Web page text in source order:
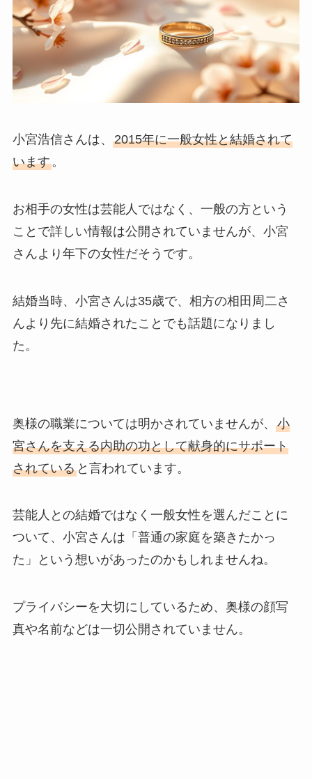
小宮浩信さんは、 2015年に一般女性と結婚されて
います。
お相手の女性は芸能人ではなく、一般の方という
ことで詳しい情報は公開されていませんが、小宮
さんより年下の女性だそうです。
結婚当時、小宮さんは35歳で、相方の相田周二さ
んより先に結婚されたことでも話題になりまし
た。
奥様の職業については明かされていませんが、 小
宮さんを支える内助の功として献身的にサポート
されていると言われています。
芸能人との結婚ではなく一般女性を選んだことに
ついて、小宮さんは「普通の家庭を築きたかっ
た」という想いがあったのかもしれませんね。
プライバシーを大切にしているため、奥様の顔写
真や名前などは一切公開されていません。